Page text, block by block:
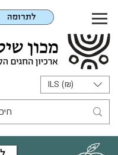
לתרומה
ILS (₪)